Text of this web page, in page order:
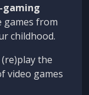
games from
childhood.
the
video games